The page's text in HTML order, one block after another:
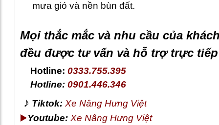
mưa gió và nền bùn đất.
Mọi thắc mắc và nhu cầu của
đều được tư vấn và hỗ trợ trực
Hotline:0333.755.395
Hotline:0901.446.346
♪ Tiktok: Xe Nâng Hưng Việt
▶️Youtube: Xe Nâng Hưng Việt